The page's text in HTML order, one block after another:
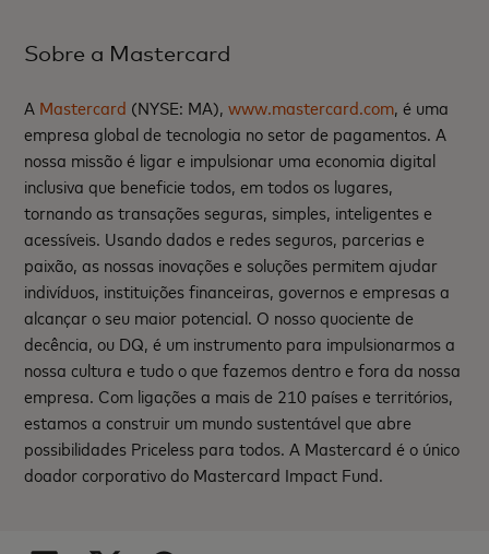
Sobre a Mastercard
A Mastercard (NYSE: MA),www.mastercard.com, é uma
empresa global de tecnologia no setor de pagamentos. A
nossa missão é ligar e impulsionar uma economia digital
inclusiva que beneficie todos, em todos os lugares,
tornando as transações seguras, simples, inteligentes e
acessíveis. Usando dados e redes seguros, parcerias e
paixão, as nossas inovações e soluções permitem ajudar
indivíduos, instituições financeiras, governos e empresas a
alcançar o seu maior potencial. O nosso quociente de
decência, ou DQ, é um instrumento para impulsionarmos a
nossa cultura e tudo o que fazemos dentro e fora da nossa
empresa. Com ligações a mais de 210 países e territórios,
estamos a construir um mundo sustentável que abre
possibilidades Priceless para todos. A Mastercard é o único
doador corporativo do Mastercard Impact Fund.